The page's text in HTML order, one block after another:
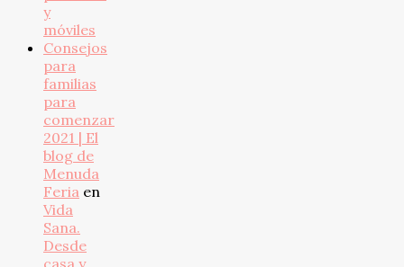
y
móviles
Consejos
para
familias
para
comenzar
2021 | El
blog de
Menuda
Feria en
Vida
Sana.
Desde